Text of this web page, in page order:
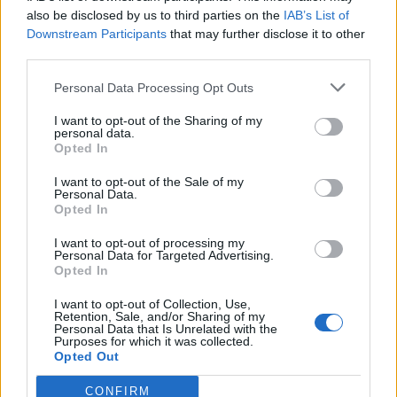
also be disclosed by us to third parties on the IAB’s List of
Downstream Participants that may further disclose it to other
Personal Data Processing Opt Outs
I want to opt-out of the Sharing of my
personal data.
Opted In
I want to opt-out of the Sale of my
Personal Data.
Opted In
I want to opt-out of processing my
Personal Data for Targeted Advertising.
Opted In
I want to opt-out of Collection, Use,
Retention, Sale, and/or Sharing of my
Personal Data that Is Unrelated with the
Purposes for which it was collected.
Opted Out
CONFIRM
«And the Oscar goes to...» επιτραπέζιες ελιές
Σακελλαρόπουλου!